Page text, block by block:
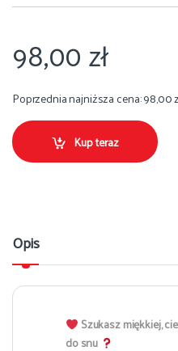
98,00zł
Poprzednia najniższa cena:98,00
Kup teraz
Opis
Szukasz miękkiej,
do snu